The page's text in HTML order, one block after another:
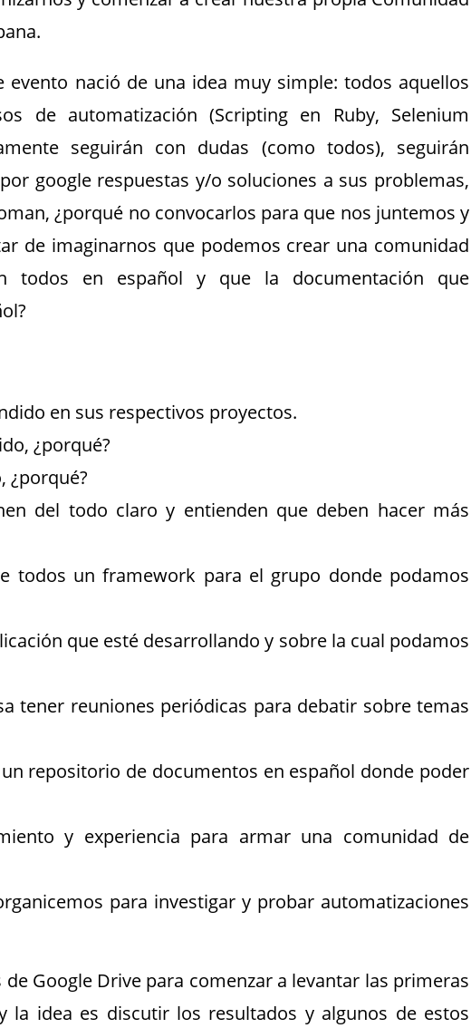
evento nació de una idea muy simple: todos aquellos
de automatización (Scripting en Ruby, Selenium
seguirán con dudas (como todos), seguirán
google respuestas y/o soluciones a sus problemas,
¿porqué no convocarlos para que nos juntemos y
de imaginarnos que podemos crear una comunidad
todos en español y que la documentación que
en sus respectivos proyectos.
¿porqué?
¿porqué?
del todo claro y entienden que deben hacer más
todos un framework para el grupo donde podamos
que esté desarrollando y sobre la cual podamos
tener reuniones periódicas para debatir sobre temas
repositorio de documentos en español donde poder
y experiencia para armar una comunidad de
para investigar y probar automatizaciones
Google Drive para comenzar a levantar las primeras
la idea es discutir los resultados y algunos de estos